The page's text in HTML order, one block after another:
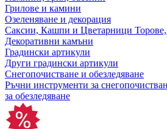
Грилове и камини
Озеленяване и декорация
Саксии, Кашпи и Цветарници
Декоративни камъни
Градински артикули
Други градински артикули
Снегопочистване и обезледяване
Ръчни инструменти за
за обезледяване